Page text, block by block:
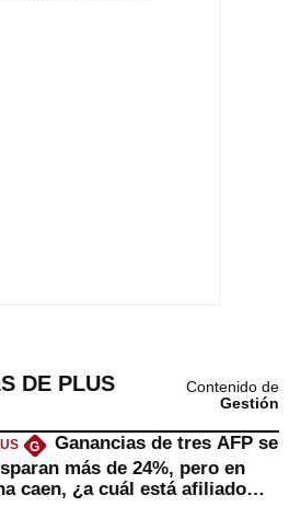
DE PLUS
Contenido de
Gestión
G
Ganancias de tres AFP se
más de 24%, pero en
caen, ¿a cuál está afiliado